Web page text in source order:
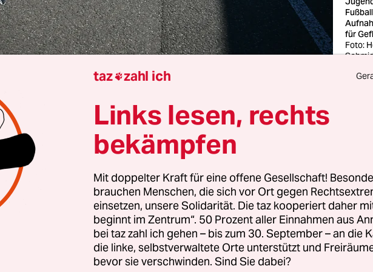
für
Foto:
Kutter
dem 16. Mai, fand im Hauptgebäude der Uni Hamburg
Fachtag statt. Das Jugendparlament der
für Geflüchtete lud ein, um über ihre Lage zu
einem Fachtag im Juli und November 2025 war es
solche Zusammenkunft. Da sich bislang wenig
es diesmal um die Gesundheit gehen. „Es ist wichtig,
hören, wie wir uns wirklich fühlen“, sagte der Junge
taz zahl ich
Links lesen, rechts
bekämpfen
Mit doppelter Kraft für eine offene Gesellschaft!
brauchen Menschen, die sich vor Ort gegen
einsetzen, unsere Solidarität. Die taz kooperiert daher
beginnt im Zentrum“. 50 Prozent aller Einnahmen aus
bei taz zahl ich gehen – bis zum 30. September – an die
die linke, selbstverwaltete Orte unterstützt und
bevor sie verschwinden. Sind Sie dabei?